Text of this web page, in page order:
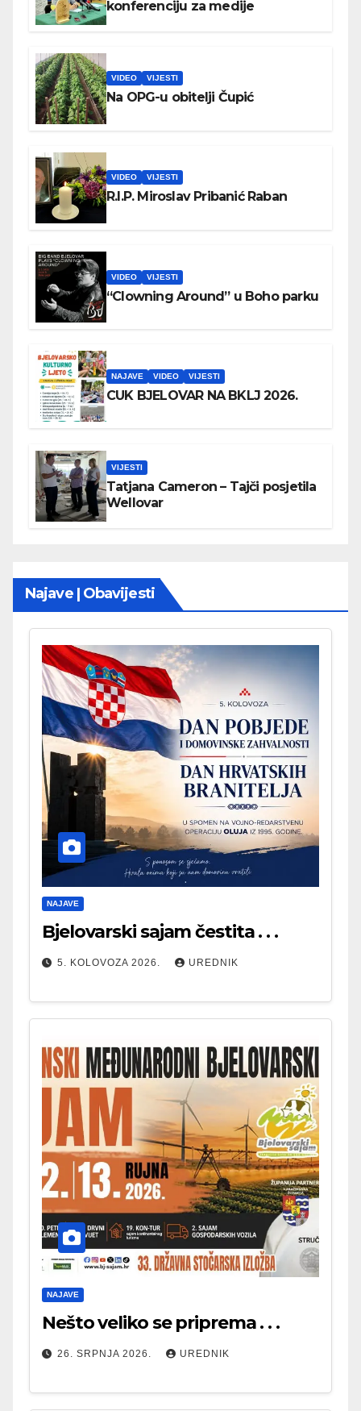
konferenciju za medije
VIDEO VIJESTI
Na OPG-u obitelji Čupić
VIDEO VIJESTI
R.I.P. Miroslav Pribanić Raban
VIDEO VIJESTI
“Clowning Around” u Boho parku
NAJAVE VIDEO VIJESTI
CUK BJELOVAR NA BKLJ 2026.
VIJESTI
Tatjana Cameron – Tajči posjetila
Wellovar
Najave | Obavijesti
NAJAVE
Bjelovarski sajam čestita . . .
5. KOLOVOZA 2026. UREDNIK
NAJAVE
Nešto veliko se priprema . . .
26. SRPNJA 2026. UREDNIK